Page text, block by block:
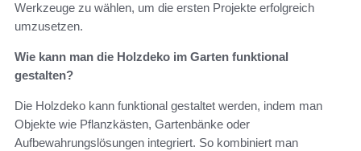
Werkzeuge zu wählen, um die ersten Projekte erfolgreich
umzusetzen.
Wie kann man die Holzdeko im Garten funktional
gestalten?
Die Holzdeko kann funktional gestaltet werden, indem man
Objekte wie Pflanzkästen, Gartenbänke oder
Aufbewahrungslösungen integriert. So kombiniert man